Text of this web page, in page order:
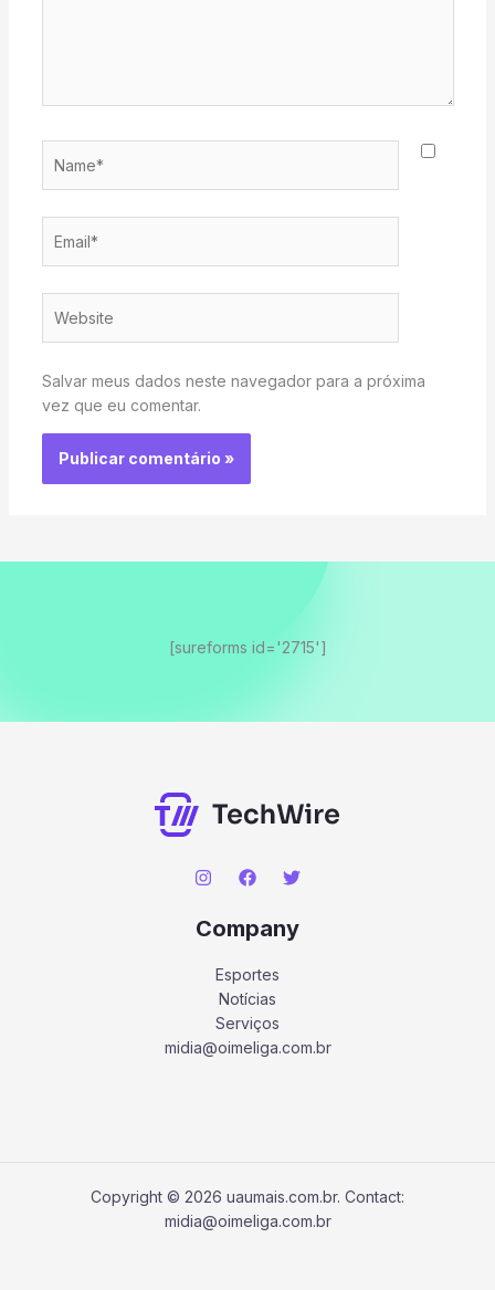
Salvar meus dados neste navegador para a próxima
vez que eu comentar.
[sureforms id='2715']
Company
Esportes
Notícias
Serviços
midia@oimeliga.com.br
Copyright © 2026 uaumais.com.br. Contact:
midia@oimeliga.com.br